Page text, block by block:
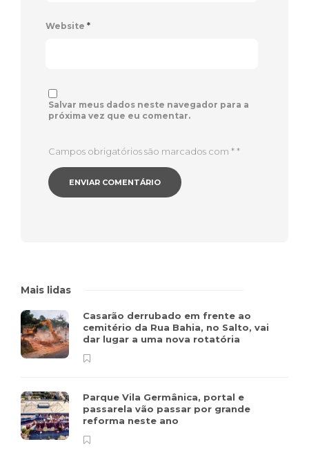
Website *
Salvar meus dados neste navegador para a
próxima vez que eu comentar.
Campos obrigatórios são marcados com **
Mais lidas
Casarão derrubado em frente ao
cemitério da Rua Bahia, no Salto, vai
dar lugar a uma nova rotatória
Parque Vila Germânica, portal e
passarela vão passar por grande
reforma neste ano